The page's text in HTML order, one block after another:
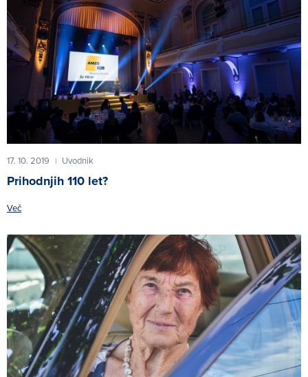
17. 10. 2019 | Uvodnik
Prihodnjih 110 let?
Več